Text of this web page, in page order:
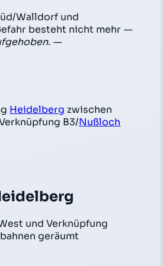
Walldorf und
besteht nicht mehr —
—
Heidelberg zwischen
B3/Nußloch
und Verknüpfung
geräumt